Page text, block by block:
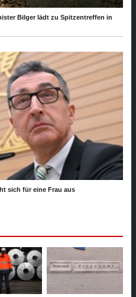
Bilger lädt zu Spitzentreffen in
sich für eine Frau aus